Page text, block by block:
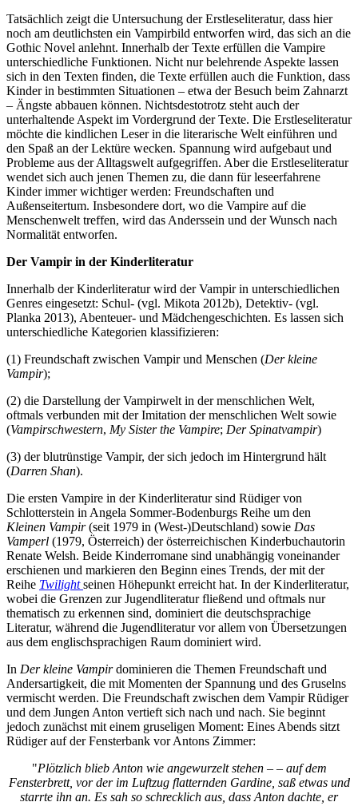
Tatsächlich zeigt die Untersuchung der Erstleseliteratur, dass hier
noch am deutlichsten ein Vampirbild entworfen wird, das sich an die
Gothic Novel anlehnt. Innerhalb der Texte erfüllen die Vampire
unterschiedliche Funktionen. Nicht nur belehrende Aspekte lassen
sich in den Texten finden, die Texte erfüllen auch die Funktion, dass
Kinder in bestimmten Situationen – etwa der Besuch beim Zahnarzt
– Ängste abbauen können. Nichtsdestotrotz steht auch der
unterhaltende Aspekt im Vordergrund der Texte. Die Erstleseliteratur
möchte die kindlichen Leser in die literarische Welt einführen und
den Spaß an der Lektüre wecken. Spannung wird aufgebaut und
Probleme aus der Alltagswelt aufgegriffen. Aber die Erstleseliteratur
wendet sich auch jenen Themen zu, die dann für leseerfahrene
Kinder immer wichtiger werden: Freundschaften und
Außenseitertum. Insbesondere dort, wo die Vampire auf die
Menschenwelt treffen, wird das Anderssein und der Wunsch nach
Normalität entworfen.
Der Vampir in der Kinderliteratur
Innerhalb der Kinderliteratur wird der Vampir in unterschiedlichen
Genres eingesetzt: Schul- (vgl. Mikota 2012b), Detektiv- (vgl.
Planka 2013), Abenteuer- und Mädchengeschichten. Es lassen sich
unterschiedliche Kategorien klassifizieren:
(1) Freundschaft zwischen Vampir und Menschen (Der kleine
Vampir);
(2) die Darstellung der Vampirwelt in der menschlichen Welt,
oftmals verbunden mit der Imitation der menschlichen Welt sowie
(Vampirschwestern, My Sister the Vampire; Der Spinatvampir)
(3) der blutrünstige Vampir, der sich jedoch im Hintergrund hält
(Darren Shan).
Die ersten Vampire in der Kinderliteratur sind Rüdiger von
Schlotterstein in Angela Sommer-Bodenburgs Reihe um den
Kleinen Vampir(seit 1979 in (West-)Deutschland) sowie Das
Vamperl (1979, Österreich) der österreichischen Kinderbuchautorin
Renate Welsh. Beide Kinderromane sind unabhängig voneinander
erschienen und markieren den Beginn eines Trends, der mit der
Reihe Twilightseinen Höhepunkt erreicht hat. In der Kinderliteratur,
wobei die Grenzen zur Jugendliteratur fließend und oftmals nur
thematisch zu erkennen sind, dominiert die deutschsprachige
Literatur, während die Jugendliteratur vor allem von Übersetzungen
aus dem englischsprachigen Raum dominiert wird.
In Der kleine Vampirdominieren die Themen Freundschaft und
Andersartigkeit, die mit Momenten der Spannung und des Gruselns
vermischt werden. Die Freundschaft zwischen dem Vampir Rüdiger
und dem Jungen Anton vertieft sich nach und nach. Sie beginnt
jedoch zunächst mit einem gruseligen Moment: Eines Abends sitzt
Rüdiger auf der Fensterbank vor Antons Zimmer:
"Plötzlich blieb Anton wie angewurzelt stehen – – auf dem
Fensterbrett, vor der im Luftzug flatternden Gardine, saß etwas und
starrte ihn an. Es sah so schrecklich aus, dass Anton dachte, er